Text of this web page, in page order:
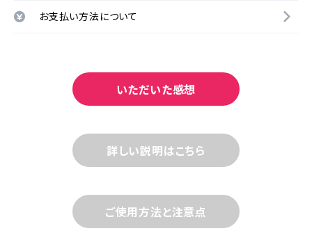
お支払い方法について
いただいた感想
詳しい説明はこちら
ご使用方法と注意点